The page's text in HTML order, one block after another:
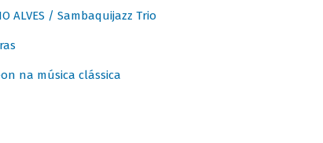
ALVES / Sambaquijazz Trio
na música clássica